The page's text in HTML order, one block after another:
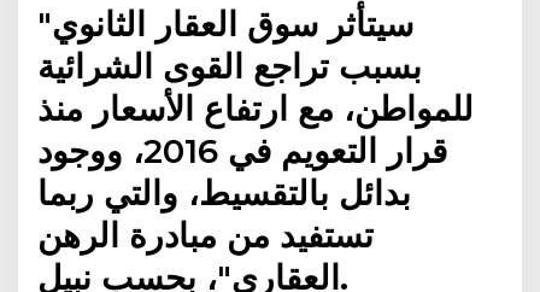
"سيتأثر سوق العقار الثانوي
بسبب تراجع القوى الشرائية
للمواطن، مع ارتفاع الأسعار منذ
قرار التعويم في 2016، ووجود
بدائل بالتقسيط، والتي ربما
تستفيد من مبادرة الرهن
العقاري"، بحسب نبيل.